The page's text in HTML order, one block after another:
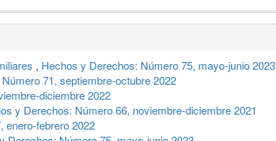
, Hechos y Derechos: Número 75, mayo-junio 2023
71, septiembre-octubre 2022
diciembre 2022
y Derechos: Número 66, noviembre-diciembre 2021
enero-febrero 2022